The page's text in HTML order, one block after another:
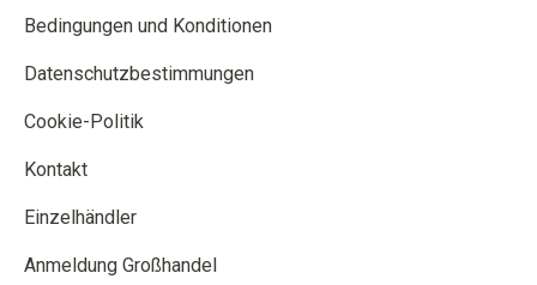
Bedingungen und Konditionen
Datenschutzbestimmungen
Cookie-Politik
Kontakt
Einzelhändler
Anmeldung Großhandel